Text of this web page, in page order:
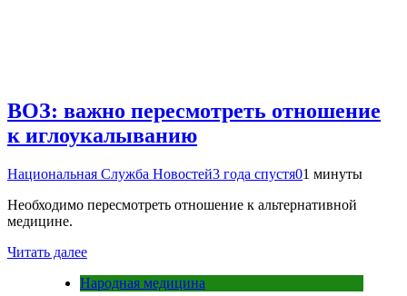
ВОЗ: важно пересмотреть отношение
к иглоукалыванию
Национальная Служба Новостей3 года спустя01 минуты
Необходимо пересмотреть отношение к альтернативной
медицине.
Читать далее
Народная медицина